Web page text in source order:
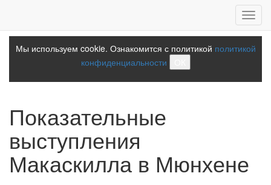
Мы используем cookie. Ознакомится с политикой политикой
конфиденциальности
Показательные
выступления
Макаскилла в Мюнхене